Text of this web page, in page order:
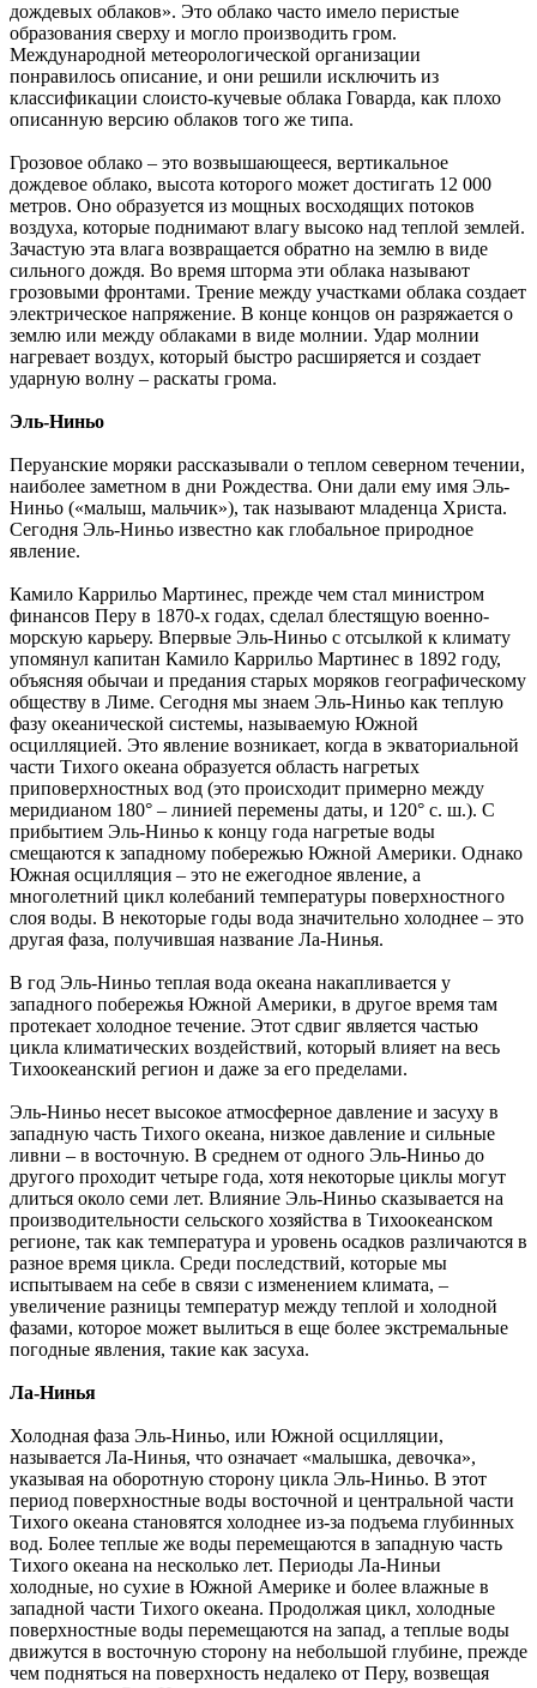
дождевых облаков». Это облако часто имело перистые
образования сверху и могло производить гром.
Международной метеорологической организации
понравилось описание, и они решили исключить из
классификации слоисто-кучевые облака Говарда, как плохо
описанную версию облаков того же типа.
Грозовое облако – это возвышающееся, вертикальное
дождевое облако, высота которого может достигать 12 000
метров. Оно образуется из мощных восходящих потоков
воздуха, которые поднимают влагу высоко над теплой землей.
Зачастую эта влага возвращается обратно на землю в виде
сильного дождя. Во время шторма эти облака называют
грозовыми фронтами. Трение между участками облака создает
электрическое напряжение. В конце концов он разряжается о
землю или между облаками в виде молнии. Удар молнии
нагревает воздух, который быстро расширяется и создает
ударную волну – раскаты грома.
Эль-Ниньо
Перуанские моряки рассказывали о теплом северном течении,
наиболее заметном в дни Рождества. Они дали ему имя Эль-
Ниньо («малыш, мальчик»), так называют младенца Христа.
Сегодня Эль-Ниньо известно как глобальное природное
явление.
Камило Каррильо Мартинес, прежде чем стал министром
финансов Перу в 1870-х годах, сделал блестящую военно-
морскую карьеру. Впервые Эль-Ниньо с отсылкой к климату
упомянул капитан Камило Каррильо Мартинес в 1892 году,
объясняя обычаи и предания старых моряков географическому
обществу в Лиме. Сегодня мы знаем Эль-Ниньо как теплую
фазу океанической системы, называемую Южной
осцилляцией. Это явление возникает, когда в экваториальной
части Тихого океана образуется область нагретых
приповерхностных вод (это происходит примерно между
меридианом 180° – линией перемены даты, и 120° с. ш.). С
прибытием Эль-Ниньо к концу года нагретые воды
смещаются к западному побережью Южной Америки. Однако
Южная осцилляция – это не ежегодное явление, а
многолетний цикл колебаний температуры поверхностного
слоя воды. В некоторые годы вода значительно холоднее – это
другая фаза, получившая название Ла-Нинья.
В год Эль-Ниньо теплая вода океана накапливается у
западного побережья Южной Америки, в другое время там
протекает холодное течение. Этот сдвиг является частью
цикла климатических воздействий, который влияет на весь
Тихоокеанский регион и даже за его пределами.
Эль-Ниньо несет высокое атмосферное давление и засуху в
западную часть Тихого океана, низкое давление и сильные
ливни – в восточную. В среднем от одного Эль-Ниньо до
другого проходит четыре года, хотя некоторые циклы могут
длиться около семи лет. Влияние Эль-Ниньо сказывается на
производительности сельского хозяйства в Тихоокеанском
регионе, так как температура и уровень осадков различаются в
разное время цикла. Среди последствий, которые мы
испытываем на себе в связи с изменением климата, –
увеличение разницы температур между теплой и холодной
фазами, которое может вылиться в еще более экстремальные
погодные явления, такие как засуха.
Ла-Нинья
Холодная фаза Эль-Ниньо, или Южной осцилляции,
называется Ла-Нинья, что означает «малышка, девочка»,
указывая на оборотную сторону цикла Эль-Ниньо. В этот
период поверхностные воды восточной и центральной части
Тихого океана становятся холоднее из-за подъема глубинных
вод. Более теплые же воды перемещаются в западную часть
Тихого океана на несколько лет. Периоды Ла-Ниньи
холодные, но сухие в Южной Америке и более влажные в
западной части Тихого океана. Продолжая цикл, холодные
поверхностные воды перемещаются на запад, а теплые воды
движутся в восточную сторону на небольшой глубине, прежде
чем подняться на поверхность недалеко от Перу, возвещая